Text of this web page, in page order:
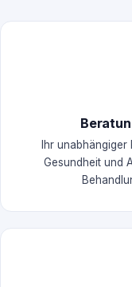
Ihr
Gesundheit und